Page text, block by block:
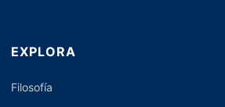
EXPLORA
Filosofía